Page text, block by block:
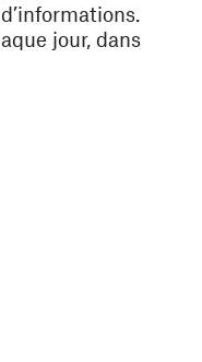
jour, dans